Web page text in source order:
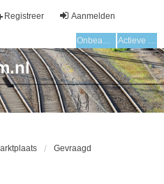
Aanmelden
Registreer
Onbeantwoorde onderwerpen Actieve onderwerpen
Gevraagd